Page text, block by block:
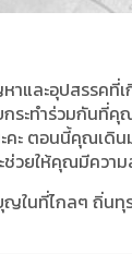
และอุปสรรค
ะทำร่วมกันที่คุ
ตอนนี้คุณเดิน
ยให้คุณมีความ
นที่ไกลๆ ถิ่นทุ